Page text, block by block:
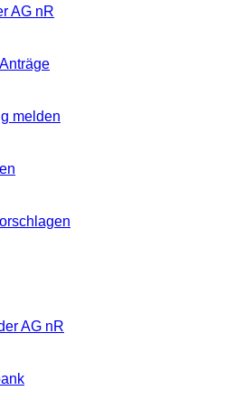
AG nR
melden
AG nR